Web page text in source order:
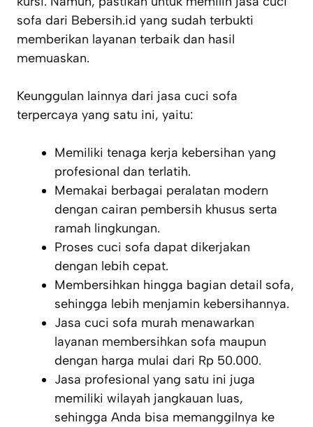
sofa dari Bebersih.id yang sudah terbukti
memberikan layanan terbaik dan hasil
memuaskan.
Keunggulan lainnya dari jasa cuci sofa
terpercaya yang satu ini, yaitu:
Memiliki tenaga kerja kebersihan yang
profesional dan terlatih.
Memakai berbagai peralatan modern
dengan cairan pembersih khusus serta
ramah lingkungan.
Proses cuci sofa dapat dikerjakan
dengan lebih cepat.
Membersihkan hingga bagian detail sofa,
sehingga lebih menjamin kebersihannya.
Jasa cuci sofa murah menawarkan
layanan membersihkan sofa maupun
dengan harga mulai dari Rp 50.000.
Jasa profesional yang satu ini juga
memiliki wilayah jangkauan luas,
sehingga Anda bisa memanggilnya ke